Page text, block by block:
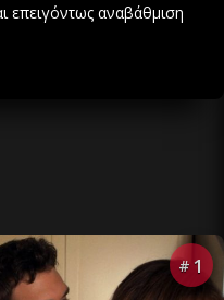
επειγόντως αναβάθμιση
# 1